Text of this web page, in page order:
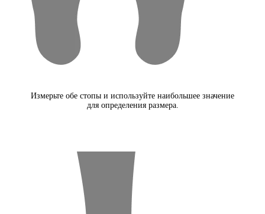
Измерьте обе стопы и используйте наибольшее значение
для определения размера.